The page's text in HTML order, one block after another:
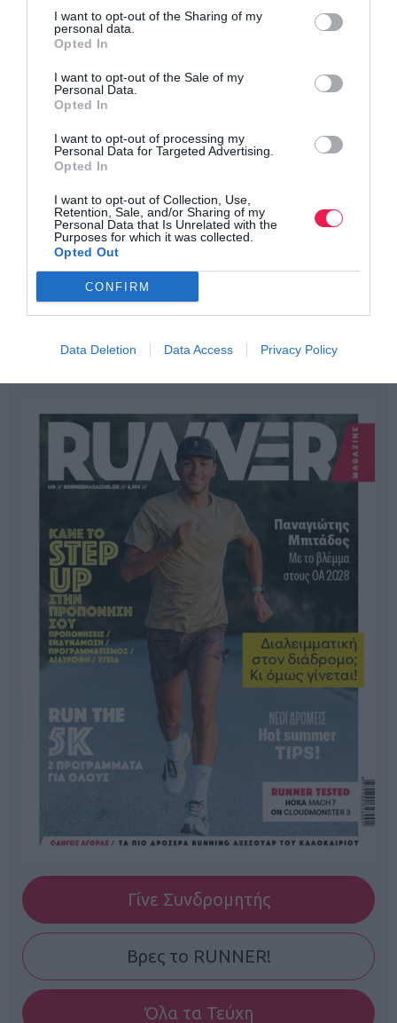
I want to opt-out of the Sharing of my
personal data.
Opted In
I want to opt-out of the Sale of my
Personal Data.
Opted In
I want to opt-out of processing my
Personal Data for Targeted Advertising.
Opted In
I want to opt-out of Collection, Use,
Retention, Sale, and/or Sharing of my
Personal Data that Is Unrelated with the
Purposes for which it was collected.
Opted Out
CONFIRM
Data Deletion Data Access Privacy Policy
Γίνε Συνδρομητής
Βρες το RUNNER!
Όλα τα Τεύχη